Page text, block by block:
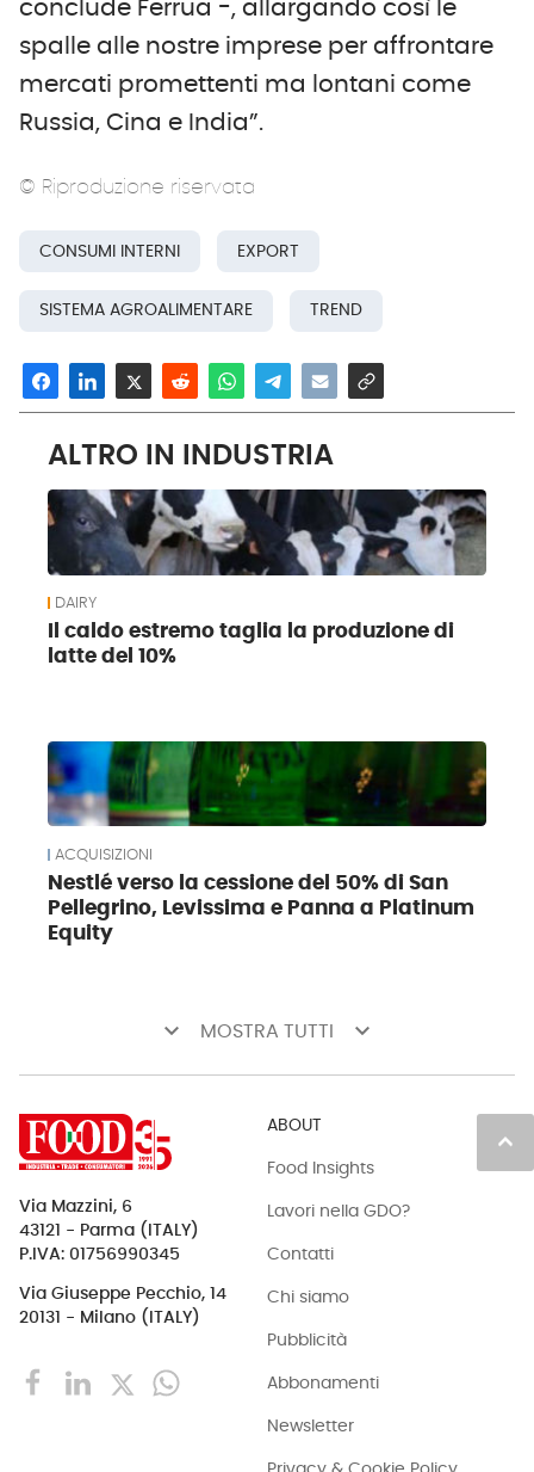
conclude Ferrua -, allargando così le
spalle alle nostre imprese per affrontare
mercati promettenti ma lontani come
Russia, Cina e India”.
© Riproduzione riservata
CONSUMI INTERNI EXPORT
SISTEMA AGROALIMENTARE TREND
ALTRO IN INDUSTRIA
DAIRY
Il caldo estremo taglia la produzione di
latte del 10%
ACQUISIZIONI
Nestlé verso la cessione del 50% di San
Pellegrino, Levissima e Panna a Platinum
Equity
keyboard_arrow_down MOSTRA TUTTI keyboard_arrow_down
keyboard_arrow_up
Via Mazzini, 6
43121 - Parma (ITALY)
P.IVA: 01756990345
Via Giuseppe Pecchio, 14
20131 - Milano (ITALY)
ABOUT
Food Insights
Lavori nella GDO?
Contatti
Chi siamo
Pubblicità
Abbonamenti
Newsletter